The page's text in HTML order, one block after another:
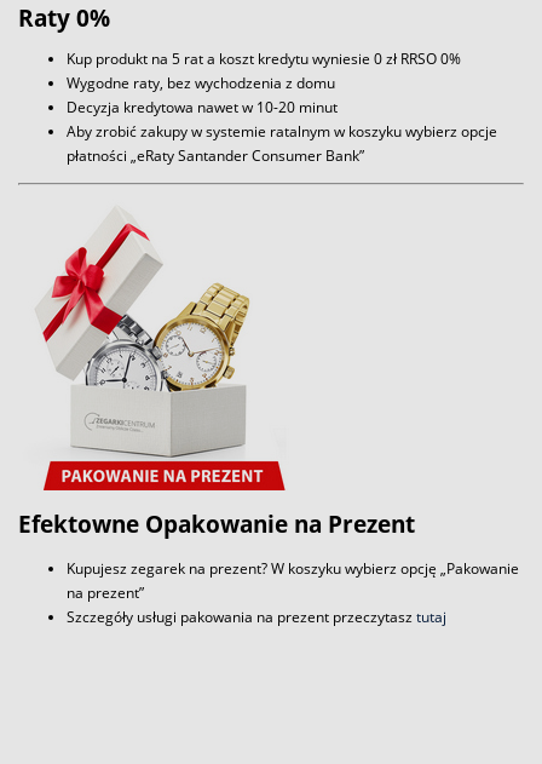
Raty 0%
Kup produkt na 5 rat a koszt kredytu wyniesie 0 zł RRSO 0%
Wygodne raty, bez wychodzenia z domu
Decyzja kredytowa nawet w 10-20 minut
Aby zrobić zakupy w systemie ratalnym w koszyku wybierz opcje
płatności „eRaty Santander Consumer Bank”
Efektowne Opakowanie na Prezent
Kupujesz zegarek na prezent? W koszyku wybierz opcję „Pakowanie
na prezent”
Szczegóły usługi pakowania na prezent przeczytasztutaj